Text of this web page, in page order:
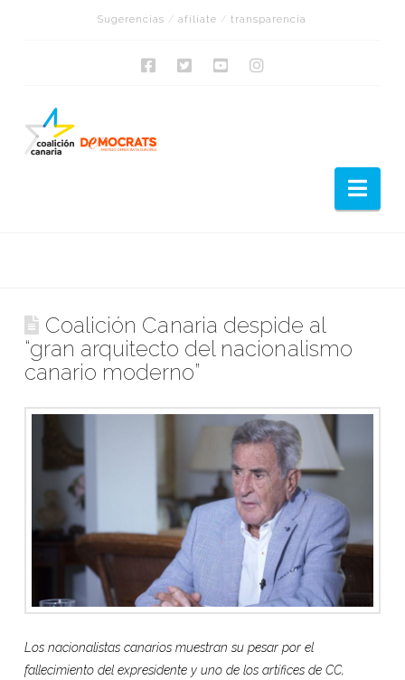
Sugerencias /afíliate /transparencia
Coalición Canaria despide al
“gran arquitecto del nacionalismo
canario moderno”
Los nacionalistas canarios muestran su pesar por el
fallecimiento del expresidente y uno de los artífices de CC,